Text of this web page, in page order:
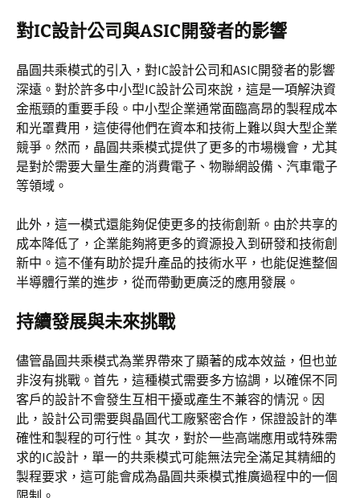
對IC設計公司與ASIC開發者的影響
晶圓共乘模式的引入，對IC設計公司和ASIC開發者的影響
深遠。對於許多中小型IC設計公司來說，這是一項解決資
金瓶頸的重要手段。中小型企業通常面臨高昂的製程成本
和光罩費用，這使得他們在資本和技術上難以與大型企業
競爭。然而，晶圓共乘模式提供了更多的市場機會，尤其
是對於需要大量生產的消費電子、物聯網設備、汽車電子
等領域。
此外，這一模式還能夠促使更多的技術創新。由於共享的
成本降低了，企業能夠將更多的資源投入到研發和技術創
新中。這不僅有助於提升產品的技術水平，也能促進整個
半導體行業的進步，從而帶動更廣泛的應用發展。
持續發展與未來挑戰
儘管晶圓共乘模式為業界帶來了顯著的成本效益，但也並
非沒有挑戰。首先，這種模式需要多方協調，以確保不同
客戶的設計不會發生互相干擾或產生不兼容的情況。因
此，設計公司需要與晶圓代工廠緊密合作，保證設計的準
確性和製程的可行性。其次，對於一些高端應用或特殊需
求的IC設計，單一的共乘模式可能無法完全滿足其精細的
製程要求，這可能會成為晶圓共乘模式推廣過程中的一個